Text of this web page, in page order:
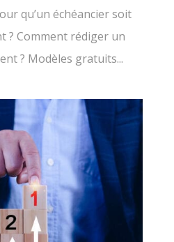
qu’un échéancier soit
? Comment rédiger un
? Modèles gratuits...